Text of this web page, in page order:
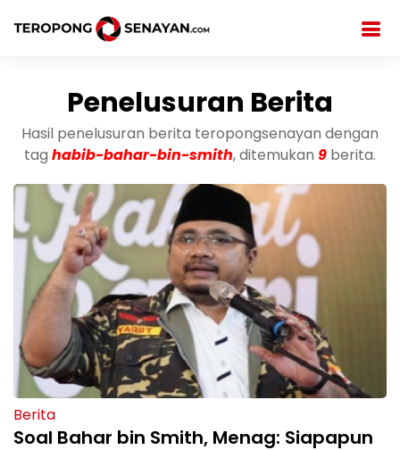
Penelusuran Berita
Hasil penelusuran berita teropongsenayan dengan
tag habib-bahar-bin-smith, ditemukan 9 berita.
Berita
Soal Bahar bin Smith, Menag: Siapapun